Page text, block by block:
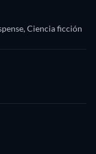
Ciencia ficción